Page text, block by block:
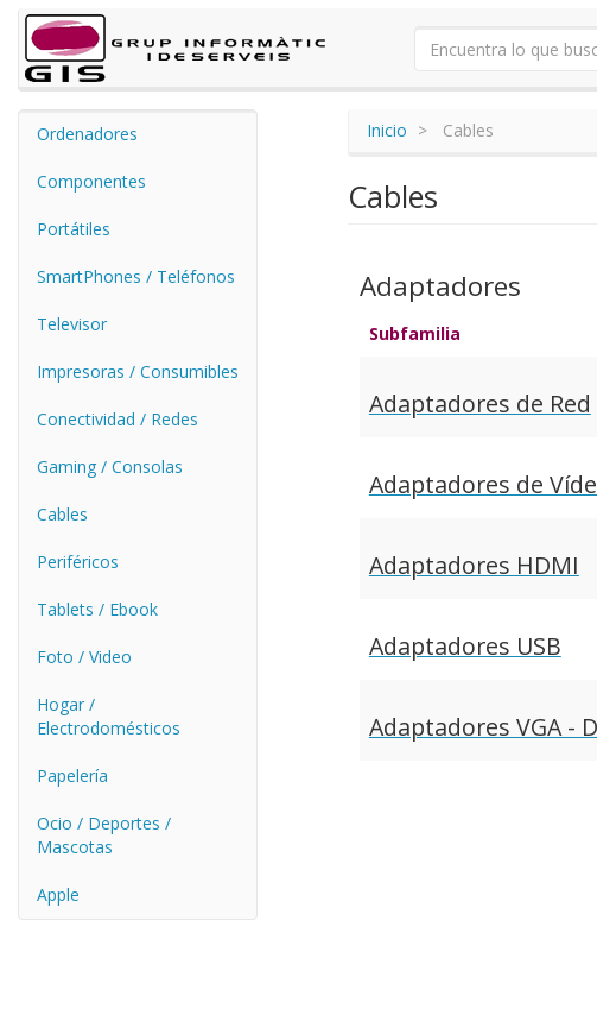
Ordenadores
Componentes
Portátiles
SmartPhones / Teléfonos
Televisor
Impresoras / Consumibles
Conectividad / Redes
Gaming / Consolas
Cables
Periféricos
Tablets / Ebook
Foto / Video
Hogar /
Electrodomésticos
Papelería
Ocio / Deportes /
Mascotas
Apple
Inicio Cables
Cables
Adaptadores
Subfamilia
Adaptadores de Red
Adaptadores de
Adaptadores HDMI
Adaptadores USB
Adaptadores VGA -